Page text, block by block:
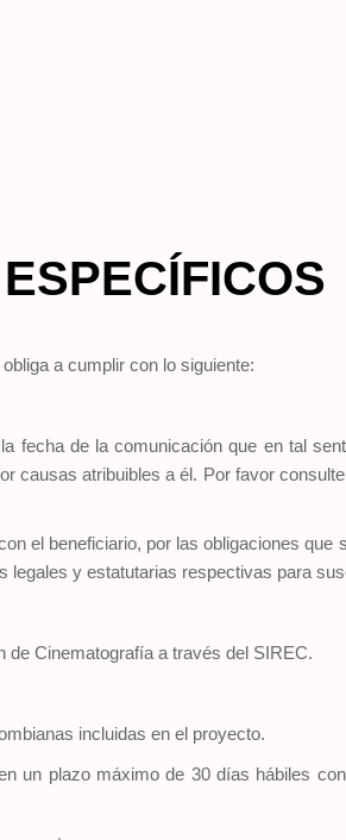
a cumplir con lo siguiente:
fecha de la comunicación que en tal
causas atribuibles a él. Por favor consulte
el beneficiario, por las obligaciones
y estatutarias respectivas para
de Cinematografía a través del SIREC.
incluidas en el proyecto.
un plazo máximo de 30 días hábiles